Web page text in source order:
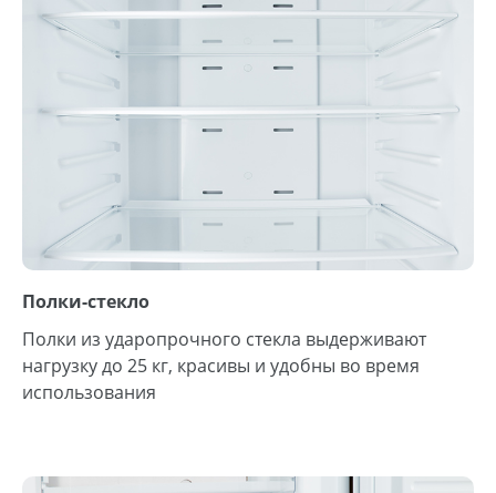
Полки-стекло
Полки из ударопрочного стекла выдерживают
нагрузку до 25 кг, красивы и удобны во время
использования